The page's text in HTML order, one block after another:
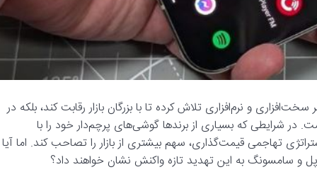
پیکسل ۱۰، نه‌تنها از نظر سخت‌افزاری و نرم‌افزاری تلاش کرده تا با بزرگان بازار رقابت کند، بلکه در
شرایطی که بسیاری از برندها گوشی‌های پرچم‌دار خود را با
تهاجمی قیمت‌گذاری، سهم بیشتری از بازار را تصاحب کند. اما آیا
و سامسونگ به این تهدید تازه واکنش نشان خواهند داد؟